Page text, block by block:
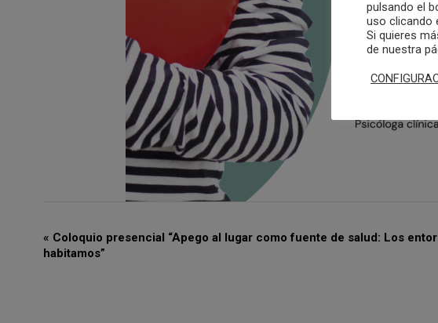
N
« Coloquio presencial “Apego al lugar como fuente de salud: Los
habitamos”
pulsando el
uso clicando
Si quieres
de nuestra